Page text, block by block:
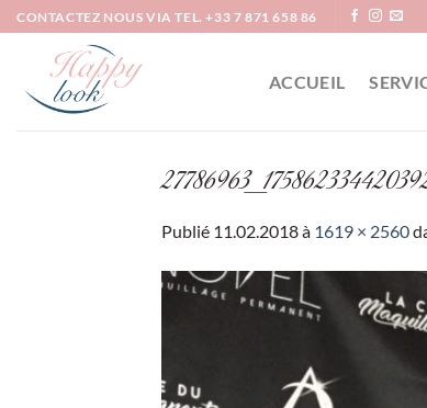
Passer
au
contenu
CONTACTEZ NOUS VIA TEL. +33 7 871 658 86
ACCUEIL
Publié 11.02.2018à 1619 × 2560